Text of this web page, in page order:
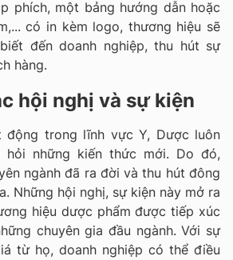
phích, một bảng hướng dẫn hoặc
có in kèm logo, thương hiệu sẽ
đến doanh nghiệp, thu hút sự
hàng.
hội nghị và sự kiện
động trong lĩnh vực Y, Dược luôn
những kiến thức mới. Do đó,
ngành đã ra đời và thu hút đông
Những hội nghị, sự kiện này mở ra
hiệu dược phẩm được tiếp xúc
chuyên gia đầu ngành. Với sự
từ họ, doanh nghiệp có thể điều